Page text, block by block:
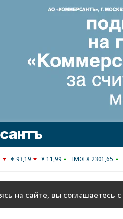
€ 93,19 ¥ 11,99 IMOEX 2301,65
на сайте, вы соглашаетесь с